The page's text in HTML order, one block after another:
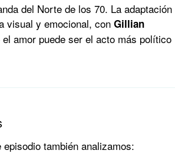
del Norte de los 70. La adaptación
visual y emocional, con Gillian
amor puede ser el acto más político
también analizamos: